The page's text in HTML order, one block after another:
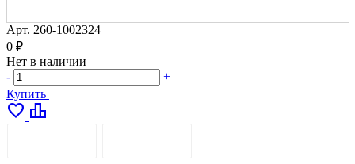
Арт. 260-1002324
0 ₽
Нет в наличии
-
+
Купить
favorite leaderboard